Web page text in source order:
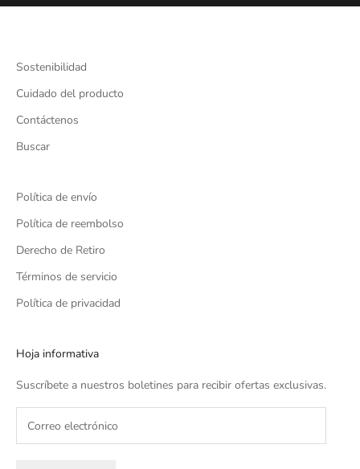
Sostenibilidad
Cuidado del producto
Contáctenos
Buscar
Política de envío
Política de reembolso
Derecho de Retiro
Términos de servicio
Política de privacidad
Hoja informativa
Suscríbete a nuestros boletines para recibir ofertas exclusivas.